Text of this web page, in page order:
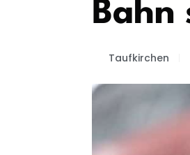
Bahn
Taufkirchen